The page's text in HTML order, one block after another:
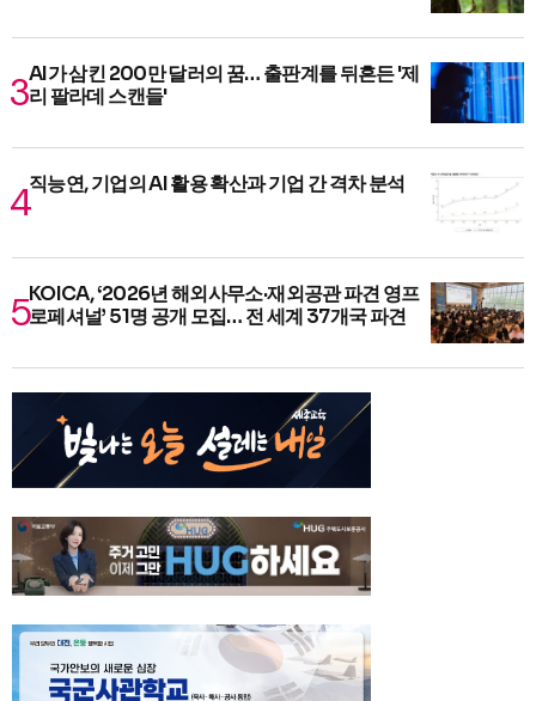
AI가 삼킨 200만 달러의 꿈… 출판계를 뒤흔든 '제
리 팔라데 스캔들'
직능연, 기업의 AI 활용 확산과 기업 간 격차 분석
KOICA, ‘2026년 해외사무소·재외공관 파견 영프
로페셔널’ 51명 공개 모집… 전 세계 37개국 파견